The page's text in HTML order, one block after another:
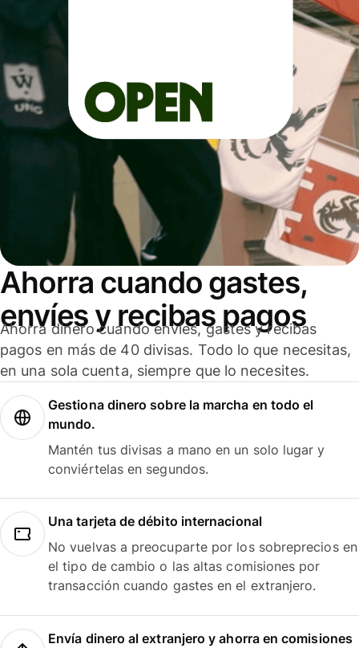
Ahorra cuando gastes,
envíes y recibas pagos
Ahorra dinero cuando envíes, gastes y recibas
pagos en más de 40 divisas. Todo lo que necesitas,
en una sola cuenta, siempre que lo necesites.
Gestiona dinero sobre la marcha en todo el
mundo.
Mantén tus divisas a mano en un solo lugar y
conviértelas en segundos.
Una tarjeta de débito internacional
No vuelvas a preocuparte por los sobreprecios en
el tipo de cambio o las altas comisiones por
transacción cuando gastes en el extranjero.
Envía dinero al extranjero y ahorra en comisiones